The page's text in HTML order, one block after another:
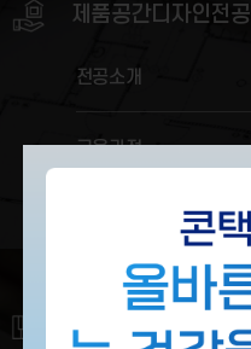
제품공간디자인전공
전공소개
교육과정
실용음악학전공